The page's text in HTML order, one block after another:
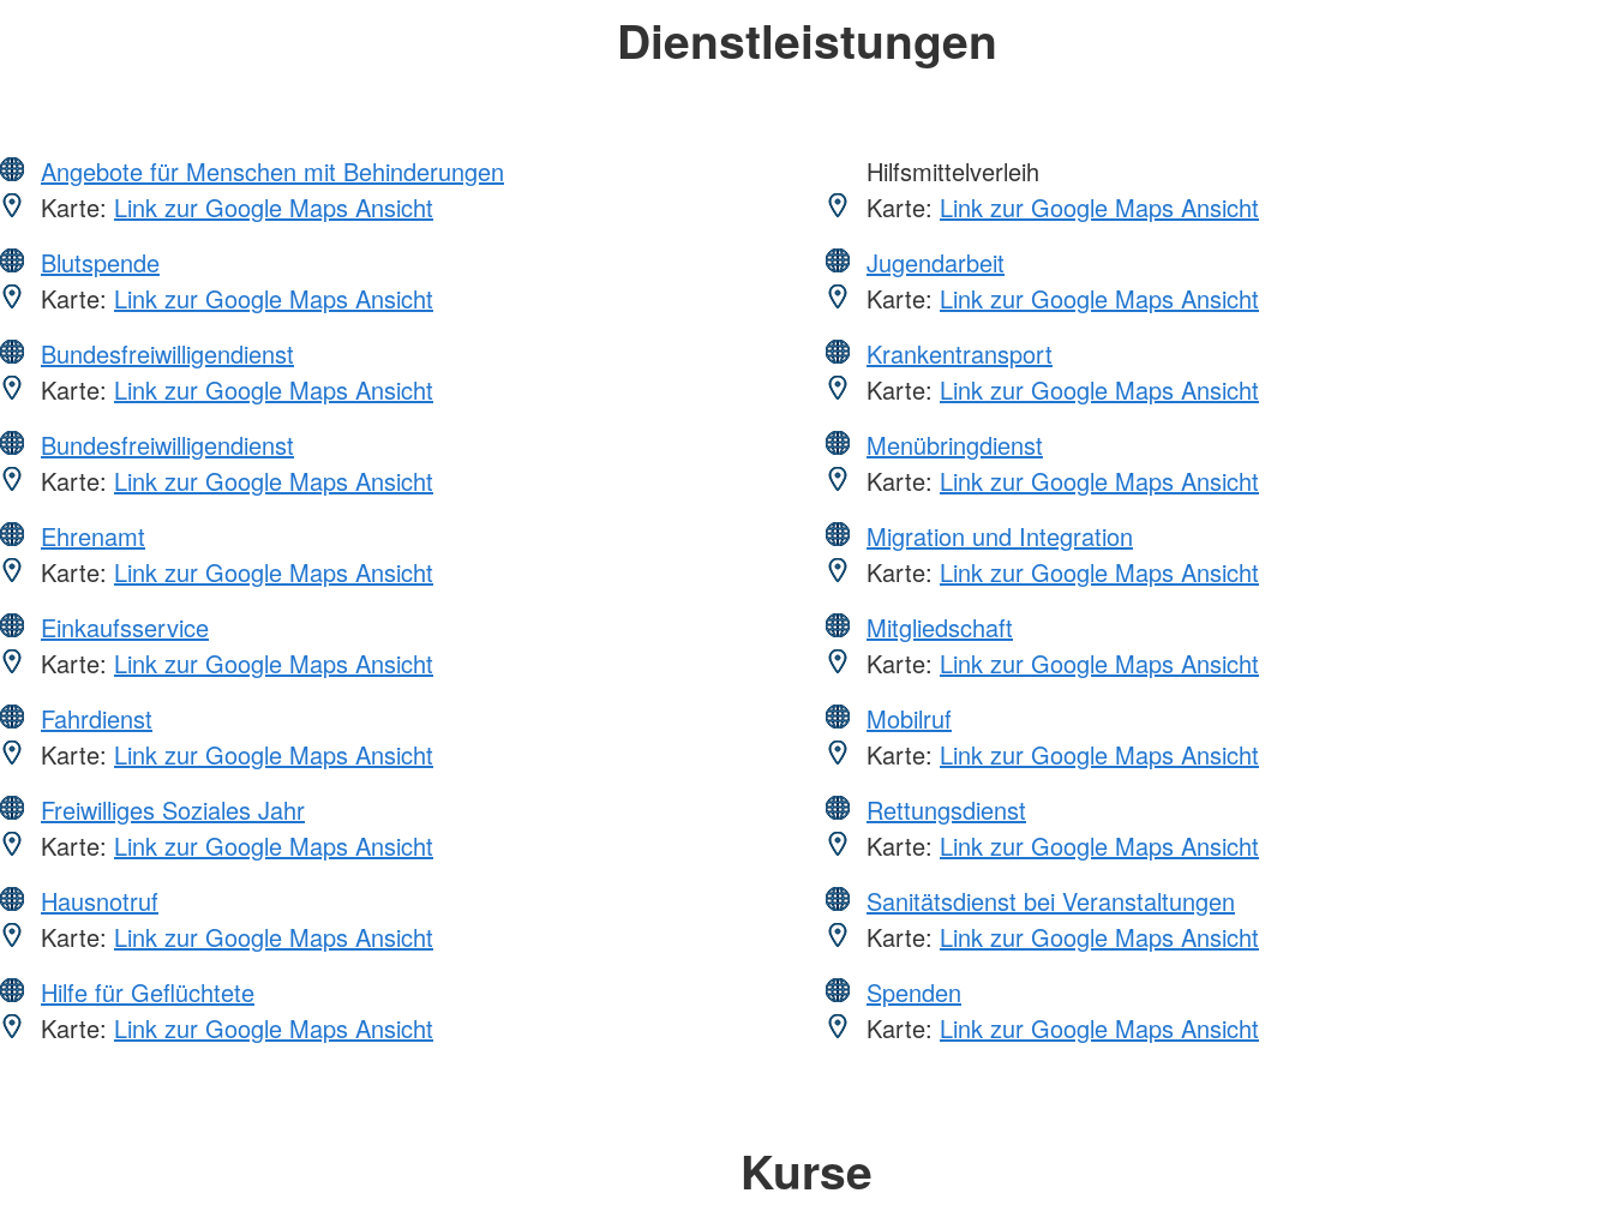
Dienstleistungen
Angebote für Menschen mit Behinderungen
Karte: Link zur Google Maps Ansicht
Blutspende
Karte: Link zur Google Maps Ansicht
Bundesfreiwilligendienst
Karte: Link zur Google Maps Ansicht
Bundesfreiwilligendienst
Karte: Link zur Google Maps Ansicht
Ehrenamt
Karte: Link zur Google Maps Ansicht
Einkaufsservice
Karte: Link zur Google Maps Ansicht
Fahrdienst
Karte: Link zur Google Maps Ansicht
Freiwilliges Soziales Jahr
Karte: Link zur Google Maps Ansicht
Hausnotruf
Karte: Link zur Google Maps Ansicht
Hilfe für Geflüchtete
Karte: Link zur Google Maps Ansicht
Hilfsmittelverleih
Karte: Link zur Google Maps Ansicht
Jugendarbeit
Karte: Link zur Google Maps Ansicht
Krankentransport
Karte: Link zur Google Maps Ansicht
Menübringdienst
Karte: Link zur Google Maps Ansicht
Migration und Integration
Karte: Link zur Google Maps Ansicht
Mitgliedschaft
Karte: Link zur Google Maps Ansicht
Mobilruf
Karte: Link zur Google Maps Ansicht
Rettungsdienst
Karte: Link zur Google Maps Ansicht
Sanitätsdienst bei Veranstaltungen
Karte: Link zur Google Maps Ansicht
Spenden
Karte: Link zur Google Maps Ansicht
Kurse